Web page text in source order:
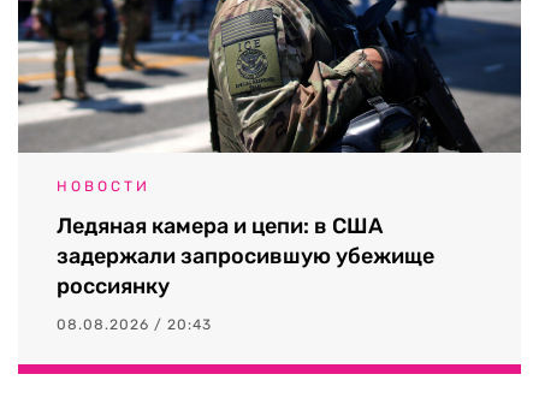
НОВОСТИ
Ледяная камера и цепи: в США
задержали запросившую убежище
россиянку
08.08.2026 / 20:43